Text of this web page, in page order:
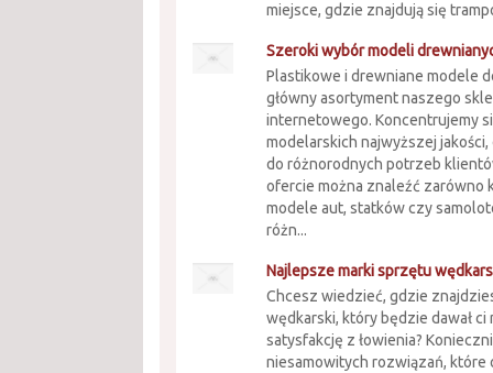
miejsce, gdzie znajdują się
Szeroki wybór modeli
Plastikowe i drewniane modele
główny asortyment naszego
internetowego. Koncentrujemy
modelarskich najwyższej
do różnorodnych potrzeb
ofercie można znaleźć zarówno
modele aut, statków czy
różn...
Najlepsze marki sprzętu
Chcesz wiedzieć, gdzie
wędkarski, który będzie dawał ci
satysfakcję z łowienia?
niesamowitych rozwiązań, które